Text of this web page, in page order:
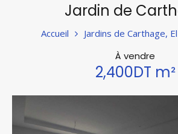
Jardin de
Accueil Jardins de Carthage,
À vendre
2,400DT m²